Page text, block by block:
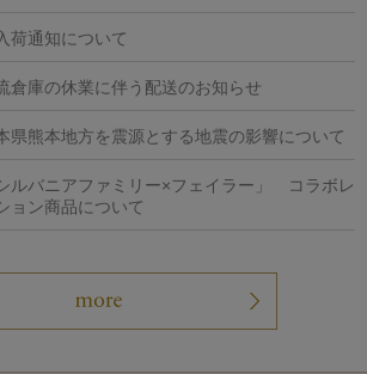
荷通知について
倉庫の休業に伴う配送のお知らせ
県熊本地方を震源とする地震の影響について
シルバニアファミリー×フェイラー」 コラボレ
ョン商品について